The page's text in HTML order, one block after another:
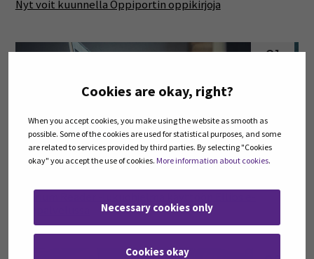
Cookies are okay, right?
When you accept cookies, you make using the website as smooth as
possible. Some of the cookies are used for statistical purposes, and some
are related to services provided by third parties. By selecting "Cookies
okay" you accept the use of cookies. More information about cookies.
Necessary cookies only
Cookies okay
Nyt voit kuunnella Oppiportin oppikirjoja
21